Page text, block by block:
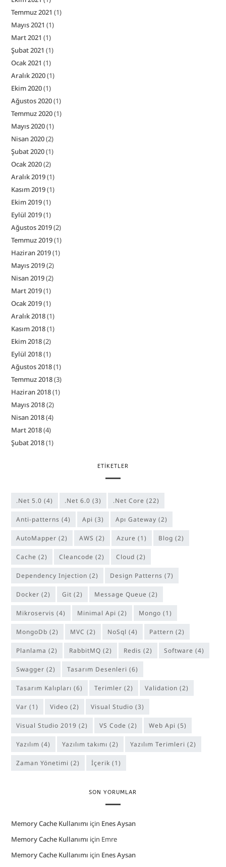
Temmuz 2021 (1)
Mayıs 2021 (1)
Mart 2021 (1)
Şubat 2021 (1)
Ocak 2021 (1)
Aralık 2020(1)
Ekim 2020(1)
Ağustos 2020(1)
Temmuz 2020(1)
Mayıs 2020(1)
Nisan 2020(2)
Şubat 2020(1)
Ocak 2020(2)
Aralık 2019(1)
Kasım 2019(1)
Ekim 2019(1)
Eylül 2019(1)
Ağustos 2019(2)
Temmuz 2019(1)
Haziran 2019(1)
Mayıs 2019(2)
Nisan 2019(2)
Mart 2019(1)
Ocak 2019(1)
Aralık 2018(1)
Kasım 2018(1)
Ekim 2018(2)
Eylül 2018(1)
Ağustos 2018(1)
Temmuz 2018(3)
Haziran 2018(1)
Mayıs 2018(2)
Nisan 2018(4)
Mart 2018(4)
Şubat 2018(1)
ETIKETLER
.Net 5.0 (4) .Net 6.0 (3) .Net Core (22)
anti-patterns (4) Api (3) Apı Gateway (2)
AutoMapper (2) AWS (2) Azure (1) Blog (2)
Cache (2) cleancode (2) Cloud (2)
Dependency Injection (2) Design Patterns (7)
Docker (2) Git (2) Message Queue (2)
Mikroservis (4) Minimal Api (2) Mongo (1)
MongoDb (2) MVC (2) NoSql (4) Pattern (2)
Planlama (2) RabbitMQ (2) Redis (2) software (4)
Swagger (2) Tasarım Desenleri (6)
Tasarım Kalıpları (6) Terimler (2) Validation (2)
Var (1) Video (2) Visual Studio (3)
Visual Studio 2019 (2) VS Code (2) Web Api (5)
Yazılım (4) yazılım takımı (2) Yazılım Terimleri (2)
Zaman Yönetimi (2) İçerik (1)
SON YORUMLAR
Memory Cache Kullanımı için Enes Aysan
Memory Cache Kullanımı için Emre
Memory Cache Kullanımı için Enes Aysan